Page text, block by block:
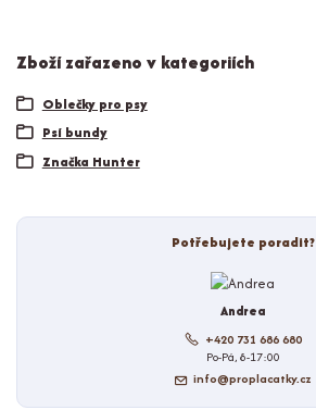
Zboží zařazeno v kategoriích
Oblečky pro psy
Psí bundy
Značka Hunter
Potřebujete poradit?
Andrea
+420 731 686 680
Po-Pá, 8-17:00
info@proplacatky.cz